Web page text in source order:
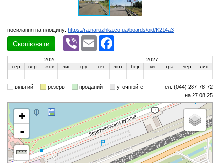
посилання на площину: https://ra.naruzhka.co.ua/boards/oid/K214a3
Скопіювати
Viber Email
2026
2027
сер
вер жов лис гру січ лют бер кві тра чер лип
вільний резерв проданий уточнюйте
тел. (044) 287-78-72
на 27.08.25
+
-